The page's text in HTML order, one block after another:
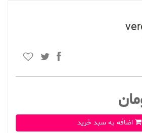
اضافه به سبد خرید